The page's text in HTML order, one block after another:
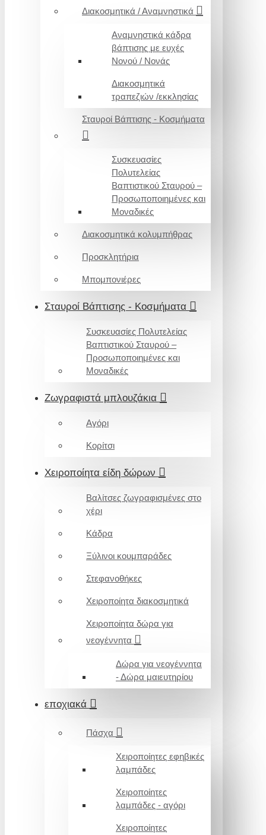
Διακοσμητικά / Αναμνηστικά
Αναμνηστικά κάδρα
βάπτισης με ευχές
Νονού / Νονάς
Διακοσμητικά
τραπεζιών /εκκλησίας
Σταυροί Βάπτισης - Κοσμήματα
Συσκευασίες
Πολυτελείας
Βαπτιστικού Σταυρού –
Προσωποποιημένες και
Μοναδικές
Διακοσμητικά κολυμπήθρας
Προσκλητήρια
Μπομπονιέρες
Σταυροί Βάπτισης - Κοσμήματα
Συσκευασίες Πολυτελείας
Βαπτιστικού Σταυρού –
Προσωποποιημένες και
Μοναδικές
Ζωγραφιστά μπλουζάκια
Αγόρι
Κορίτσι
Χειροποίητα είδη δώρων
Βαλίτσες ζωγραφισμένες στο
χέρι
Κάδρα
Ξύλινοι κουμπαράδες
Στεφανοθήκες
Χειροποίητα διακοσμητικά
Χειροποίητα δώρα για
νεογέννητα
Δώρα για νεογέννητα
- Δώρα μαιευτηρίου
εποχιακά
Πάσχα
Χειροποίητες εφηβικές
λαμπάδες
Χειροποίητες
λαμπάδες - αγόρι
Χειροποίητες